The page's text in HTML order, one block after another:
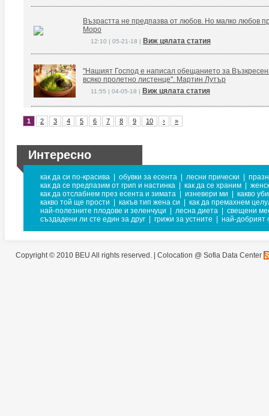
Възрастта не предпазва от любов. Но малко любов
Моро
12:10 | 05-21-18 | Виж цялата статия
"Нашият Господ е написал обещанието за
всяко пролетно листенце". Мартин Лутър
11:55 | 04-05-18 | Виж цялата статия
1 2 3 4 5 6 7 8 9 10 › »
Интересно
как да си по-красива обувки за есента лесни прически
как да се предпазим от грип и настинка
как да се храним
как да отслабнем през есента и зимата
изневери ми
какво
какво той ще прости
какъв тип жена си
как да премахнем
най-полезните плодове и зеленчуци
лесна диета
свещени
създадени ли сте един за друг
грижи за устните най-добрият
Copyright © 2010 BEU All rights reserved. | Colocation @ Sofia Data Center